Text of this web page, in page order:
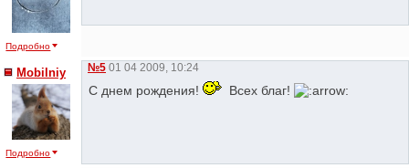
Подробно
Mobilniy
Подробно
№5 01 04 2009, 10:24
С днем рождения! Всех благ!